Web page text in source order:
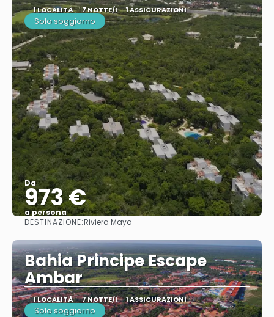
1 LOCALITÀ 7 NOTTE/I 1 ASSICURAZIONI
Solo soggiorno
Da
973 €
a persona
Vedere
DESTINAZIONE:Riviera Maya
Bahia Principe Escape
Ambar
1 LOCALITÀ 7 NOTTE/I 1 ASSICURAZIONI
Solo soggiorno